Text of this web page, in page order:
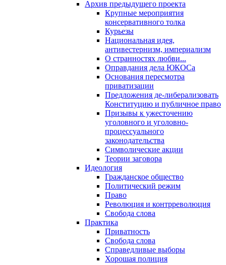
Архив предыдущего проекта
Крупные мероприятия
консервативного толка
Курьезы
Национальная идея,
антивестернизм, империализм
О странностях любви...
Оправдания дела ЮКОСа
Основания пересмотра
приватизации
Предложения де-либерализовать
Конституцию и публичное право
Призывы к ужесточению
уголовного и уголовно-
процессуального
законодательства
Символические акции
Теории заговора
Идеология
Гражданское общество
Политический режим
Право
Революция и контрреволюция
Свобода слова
Практика
Приватность
Свобода слова
Справедливые выборы
Хорошая полиция